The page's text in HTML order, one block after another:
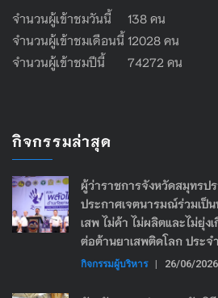
จำนวนผู้เข้าชมวันนี้ 138 คน
จำนวนผู้เข้าชมเดือนนี้ 12028 คน
จำนวนผู้เข้าชมปีนี้ 74272 คน
กิจกรรมล่าสุด
ผู้ว่าราชการจังหวัดสมุทรป
ประกาศเจตนารมณ์ร่วมเป็
เสพ ไม่ค้า ไม่ผลิตและไม่ยุ่ง
ต่อต้านยาเสพติดโลก ประจ
กิจกรรมผู้บริหาร | 26/06/2026